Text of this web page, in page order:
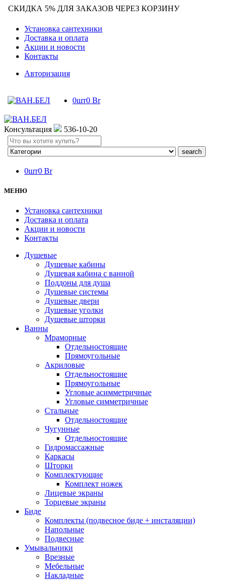
СКИДКА 5% ДЛЯ ЗАКАЗОВ ЧЕРЕЗ КОРЗИНУ
Установка сантехники
Доставка и оплата
Акции и новости
Контакты
Авторизация
0шт0 Br
Консультация
536-10-20
Search
here
0шт0 Br
МЕНЮ
Установка сантехники
Доставка и оплата
Акции и новости
Контакты
Душевые
Душевые кабины
Душевая кабина с ванной
Поддоны для душа
Душевые системы
Душевые двери
Душевые уголки
Душевые шторки
Ванны
Мраморные
Отдельностоящие
Прямоугольные
Акриловые
Отдельностоящие
Прямоугольные
Угловые асимметричные
Угловые симметричные
Стальные
Отдельностоящие
Чугунные
Отдельностоящие
Гидромассажные
Каркасы
Шторки
Комплектующие
Комплект ножек
Лицевые экраны
Торцевые экраны
Биде
Комплекты (подвесное биде + инсталяции)
Напольные
Подвесные
Умывальники
Врезные
Мебельные
Накладные